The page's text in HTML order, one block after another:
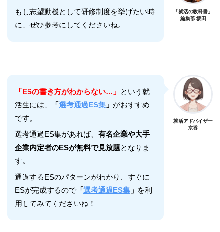
もし志望動機として研修制度を挙げたい時
に、ぜひ参考にしてくださいね。
「就活の教科書」
編集部 坂田
「ESの書き方がわからない…」 という就
活生には、
「選考通過ES集 」 がおすすめ
です。
選考通過ES集があれば、 有名企業や大手
企業内定者のESが無料で見放題となりま
す。
通過するESのパターンがわかり、すぐに
ESが完成するので 「選考通過ES集 」 を利
用してみてくださいね！
就活アドバイザー
京香